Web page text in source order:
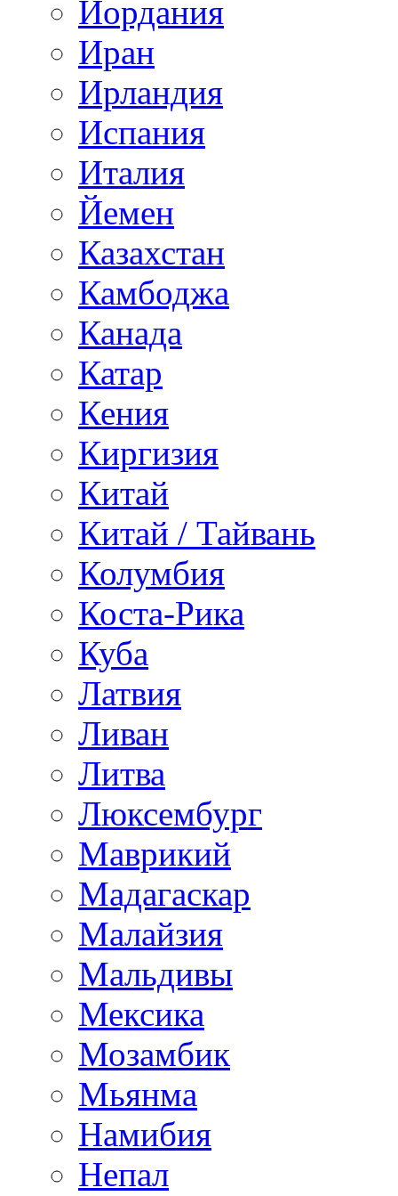
Иордания
Иран
Ирландия
Испания
Италия
Йемен
Казахстан
Камбоджа
Канада
Катар
Кения
Киргизия
Китай
Китай / Тайвань
Колумбия
Коста-Рика
Куба
Латвия
Ливан
Литва
Люксембург
Маврикий
Мадагаскар
Малайзия
Мальдивы
Мексика
Мозамбик
Мьянма
Намибия
Непал